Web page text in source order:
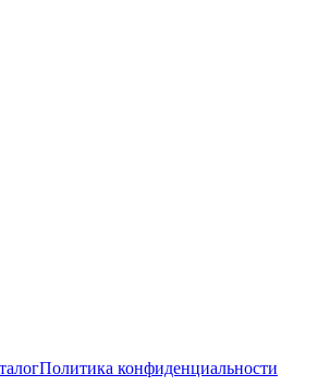
Политика конфиденциальности